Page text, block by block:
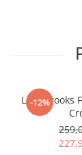
-12%
Lant Brooks